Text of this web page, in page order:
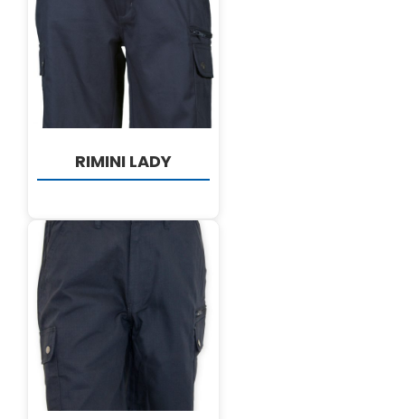
DETALJI
RIMINI LADY
DETALJI